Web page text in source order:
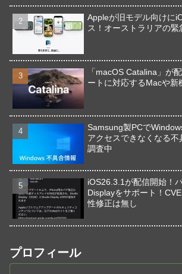
Appleが旧モデル向けに
ス！オーストラリアの
「macOS Catalina」が
ートに対応するMacや新
Samsung製PCで
アクセスできなくなる
調査中
iOS26.3.1が配信開始！
Displayをサポート！
性修正は無し
プロフィール